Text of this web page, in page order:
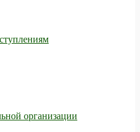
организации